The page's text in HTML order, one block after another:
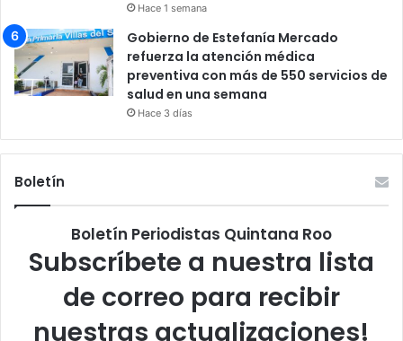
Hace 1 semana
Gobierno de Estefanía Mercado
refuerza la atención médica
preventiva con más de 550 servicios de
salud en una semana
Hace 3 días
Boletín
Boletín Periodistas Quintana Roo
Subscríbete a nuestra lista
de correo para recibir
nuestras actualizaciones!